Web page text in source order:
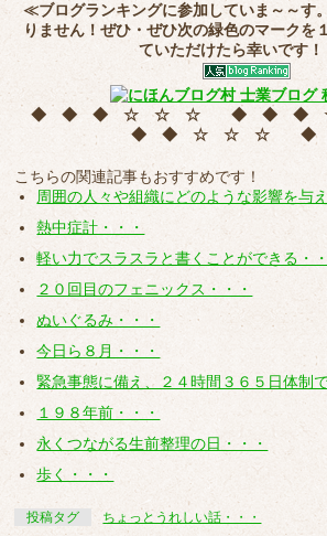
≪ブログランキングに参加していま～～す
りません！ぜひ・ぜひ次の緑色のマークを
ていただけたら幸いです
◆ ◆ ◆ ☆ ☆ ☆ ◆ ◆ ◆
◆ ◆ ☆ ☆ ☆ ◆
こちらの関連記事もおすすめです！
周囲の人々や組織にどのような影響を与
熱中症計・・・
軽い力でスラスラと書くことができる・・
２０回目のフェニックス・・・
ぬいぐるみ・・・
今日ら８月・・・
緊急事態に備え、２４時間３６５日体制
１９８年前・・・
永くつながる生前整理の日・・・
歩く・・・
投稿タグ ちょっとうれしい話・・・